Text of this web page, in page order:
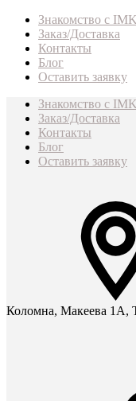
Знакомство с
Заказ/Доставка
Контакты
Блог
Оставить заявку
Знакомство с
Заказ/Доставка
Контакты
Блог
Оставить заявку
Коломна, Макеева 1А,